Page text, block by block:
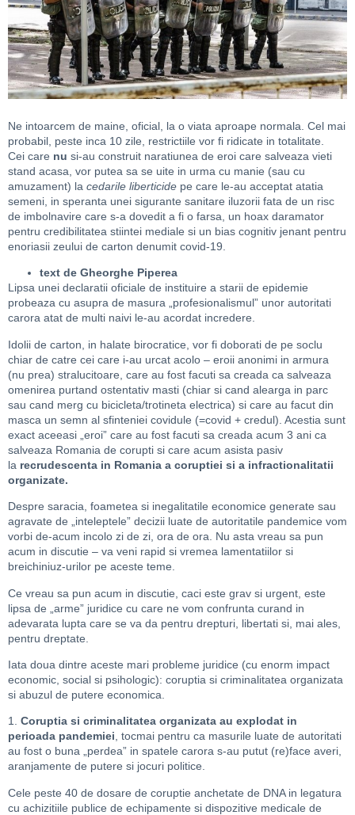
Ne intoarcem de maine, oficial, la o viata aproape normala. Cel mai
probabil, peste inca 10 zile, restrictiile vor fi ridicate in totalitate.
Cei care nu si-au construit naratiunea de eroi care salveaza vieti
stand acasa, vor putea sa se uite in urma cu manie (sau cu
amuzament) la cedarile liberticide pe care le-au acceptat atatia
semeni, in speranta unei sigurante sanitare iluzorii fata de un risc
de imbolnavire care s-a dovedit a fi o farsa, un hoax daramator
pentru credibilitatea stiintei mediale si un bias cognitiv jenant pentru
enoriasii zeului de carton denumit covid-19.
text de Gheorghe Piperea
Lipsa unei declaratii oficiale de instituire a starii de epidemie
probeaza cu asupra de masura „profesionalismul” unor autoritati
carora atat de multi naivi le-au acordat incredere.
Idolii de carton, in halate birocratice, vor fi doborati de pe soclu
chiar de catre cei care i-au urcat acolo – eroii anonimi in armura
(nu prea) stralucitoare, care au fost facuti sa creada ca salveaza
omenirea purtand ostentativ masti (chiar si cand alearga in parc
sau cand merg cu bicicleta/trotineta electrica) si care au facut din
masca un semn al sfinteniei covidule (=covid + credul). Acestia sunt
exact aceeasi „eroi” care au fost facuti sa creada acum 3 ani ca
salveaza Romania de corupti si care acum asista pasiv
la recrudescenta in Romania a coruptiei si a infractionalitatii
organizate.
Despre saracia, foametea si inegalitatile economice generate sau
agravate de „inteleptele” decizii luate de autoritatile pandemice vom
vorbi de-acum incolo zi de zi, ora de ora. Nu asta vreau sa pun
acum in discutie – va veni rapid si vremea lamentatiilor si
breichiniuz-urilor pe aceste teme.
Ce vreau sa pun acum in discutie, caci este grav si urgent, este
lipsa de „arme” juridice cu care ne vom confrunta curand in
adevarata lupta care se va da pentru drepturi, libertati si, mai ales,
pentru dreptate.
Iata doua dintre aceste mari probleme juridice (cu enorm impact
economic, social si psihologic): coruptia si criminalitatea organizata
si abuzul de putere economica.
1. Coruptia si criminalitatea organizata au explodat in
perioada pandemiei, tocmai pentru ca masurile luate de autoritati
au fost o buna „perdea” in spatele carora s-au putut (re)face averi,
aranjamente de putere si jocuri politice.
Cele peste 40 de dosare de coruptie anchetate de DNA in legatura
cu achizitiile publice de echipamente si dispozitive medicale de